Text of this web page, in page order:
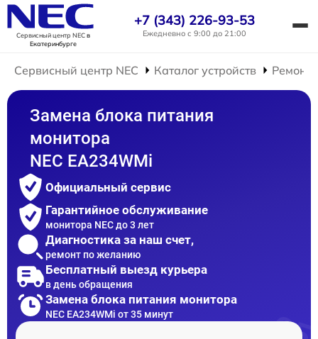
Сервисный центр NECв
Екатеринбурге
+7 (343) 226-93-53
Ежедневно с 9:00 до 21:00
Сервисный центр NEC Каталог устройств Ремонт
Замена блока питания
монитора
NEC EA234WMi
Официальный сервис
Гарантийное обслуживание
монитора NEC до 3 лет
Диагностика за наш счет,
ремонт по желанию
Бесплатный выезд курьера
в день обращения
Замена блока питания монитора
NEC EA234WMi от 35 минут